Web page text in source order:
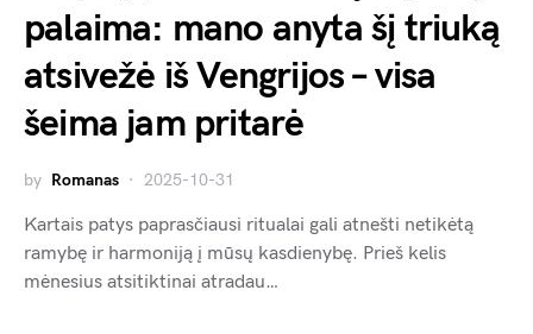
palaima: mano anyta šį triuką
atsivežė iš Vengrijos – visa
šeima jam pritarė
by Romanas 2025-10-31
Kartais patys paprasčiausi ritualai gali atnešti netikėtą
ramybę ir harmoniją į mūsų kasdienybę. Prieš kelis
mėnesius atsitiktinai atradau…